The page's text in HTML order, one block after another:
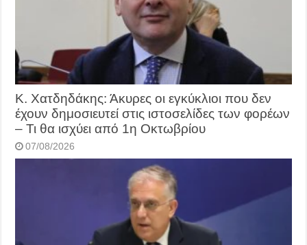
Κ. Χατδηδάκης: Άκυρες οι εγκύκλιοι που δεν
έχουν δημοσιευτεί στις ιστοσελίδες των φορέων
– Τι θα ισχύει από 1η Οκτωβρίου
07/08/2026